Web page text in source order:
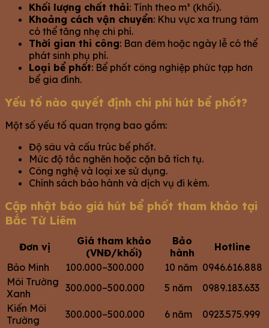
Khối lượng chất thải: Tính theo m³ (khối).
Khoảng cách vận chuyển: Khu vực xa trung tâm
có thể tăng nhẹ chi phí.
Thời gian thi công: Ban đêm hoặc ngày lễ có thể
phát sinh phụ phí.
Loại bể phốt: Bể phốt công nghiệp phức tạp hơn
bể gia đình.
Yếu tố nào quyết định chi phí hút bể phốt?
Một số yếu tố quan trọng bao gồm:
Độ sâu và cấu trúc bể phốt.
Mức độ tắc nghẽn hoặc cặn bã tích tụ.
Công nghệ và loại xe sử dụng.
Chính sách bảo hành và dịch vụ đi kèm.
Cập nhật báo giá hút bể phốt tham khảo tại
Bắc Từ Liêm
Đơn vị
Giá tham khảo
(VNĐ/khối)
Bảo
hành
Hotline
Bảo Minh
100.000–300.000 10 năm 0946.616.888
Môi Trường
Xanh
300.000–500.000 5 năm
0989.183.633
Kiến Môi
Trường
300.000–500.000 6 năm
0923.575.999